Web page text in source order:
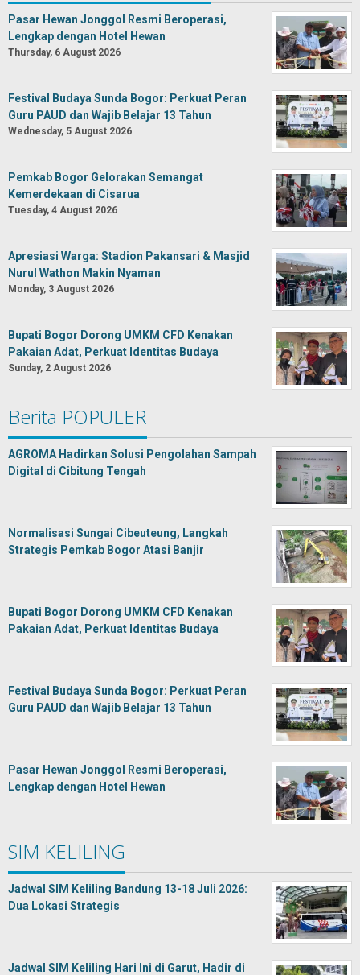
Pasar Hewan Jonggol Resmi Beroperasi,
Lengkap dengan Hotel Hewan
Thursday, 6 August 2026
Festival Budaya Sunda Bogor: Perkuat Peran
Guru PAUD dan Wajib Belajar 13 Tahun
Wednesday, 5 August 2026
Pemkab Bogor Gelorakan Semangat
Kemerdekaan di Cisarua
Tuesday, 4 August 2026
Apresiasi Warga: Stadion Pakansari & Masjid
Nurul Wathon Makin Nyaman
Monday, 3 August 2026
Bupati Bogor Dorong UMKM CFD Kenakan
Pakaian Adat, Perkuat Identitas Budaya
Sunday, 2 August 2026
Berita POPULER
AGROMA Hadirkan Solusi Pengolahan Sampah
Digital di Cibitung Tengah
Normalisasi Sungai Cibeuteung, Langkah
Strategis Pemkab Bogor Atasi Banjir
Bupati Bogor Dorong UMKM CFD Kenakan
Pakaian Adat, Perkuat Identitas Budaya
Festival Budaya Sunda Bogor: Perkuat Peran
Guru PAUD dan Wajib Belajar 13 Tahun
Pasar Hewan Jonggol Resmi Beroperasi,
Lengkap dengan Hotel Hewan
SIM KELILING
Jadwal SIM Keliling Bandung 13-18 Juli 2026:
Dua Lokasi Strategis
Jadwal SIM Keliling Hari Ini di Garut, Hadir di